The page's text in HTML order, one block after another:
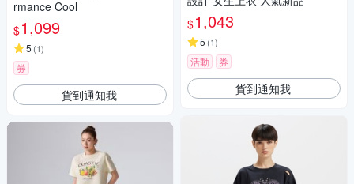
rmance Cool
$1,099
5 (1)
券
貨到通知我
$1,043
5 (1)
活動 券
貨到通知我